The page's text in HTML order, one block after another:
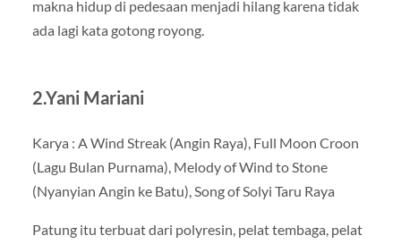
makna hidup di pedesaan menjadi hilang karena tidak
ada lagi kata gotong royong.
2.Yani Mariani
Karya : A Wind Streak (Angin Raya), Full Moon Croon
(Lagu Bulan Purnama), Melody of Wind to Stone
(Nyanyian Angin ke Batu), Song of Solyi Taru Raya
Patung itu terbuat dari polyresin, pelat tembaga, pelat